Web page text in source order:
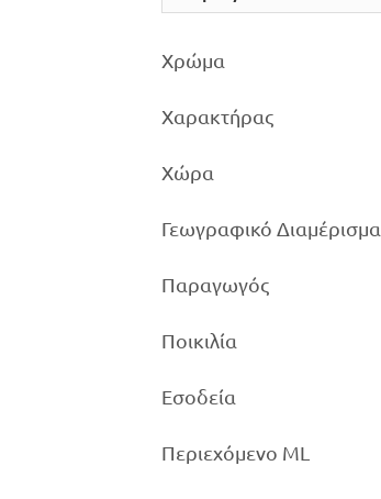
Χρώμα
Χαρακτήρας
Χώρα
Γεωγραφικό Διαμέρισμα
Παραγωγός
Ποικιλία
Εσοδεία
Περιεχόμενο ML